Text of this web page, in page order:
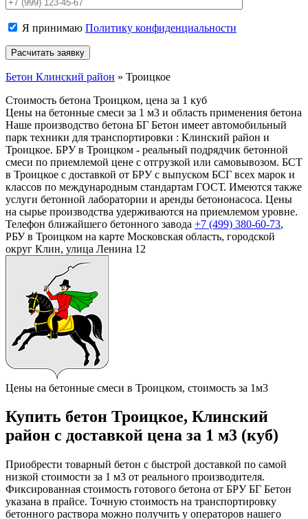
Я принимаю Политику конфиденциальности
Бетон Клинский район » Троицкое
Стоимость бетона Троицком, цена за 1 куб
Цены на бетонные смеси за 1 м3 и область применения бетона
Наше производство бетона БГ Бетон имеет автомобильный
парк техники для транспортировки : Клинский район и
Троицкое. БРУ в Троицком - реальный подрядчик бетонной
смеси по приемлемой цене с отгрузкой или самовывозом. БСТ
в Троицкое с доставкой от БРУ с выпуском БСГ всех марок и
классов по международным стандартам ГОСТ. Имеются также
услуги бетонной лаборатории и аренды бетононасоса. Цены
на сырье производства удерживаются на приемлемом уровне.
Телефон ближайшего бетонного завода +7 (499) 380-60-73,
РБУ в Троицком на карте Московская область, городской
округ Клин, улица Ленина 12
Цены на бетонные смеси в Троицком, стоимость за 1м3
Купить бетон Троицкое, Клинский
район с доставкой цена за 1 м3 (куб)
Приобрести товарный бетон с быстрой доставкой по самой
низкой стоимости за 1 м3 от реального производителя.
Фиксированная стоимость готового бетона от БРУ БГ Бетон
указана в прайсе. Точную стоимость на транспортировку
бетонного раствора можно получить у операторов нашего